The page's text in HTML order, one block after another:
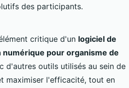
des participants.
critique d'un logiciel de
numérique pour organisme de
d'autres outils utilisés au sein de
maximiser l'efficacité, tout en